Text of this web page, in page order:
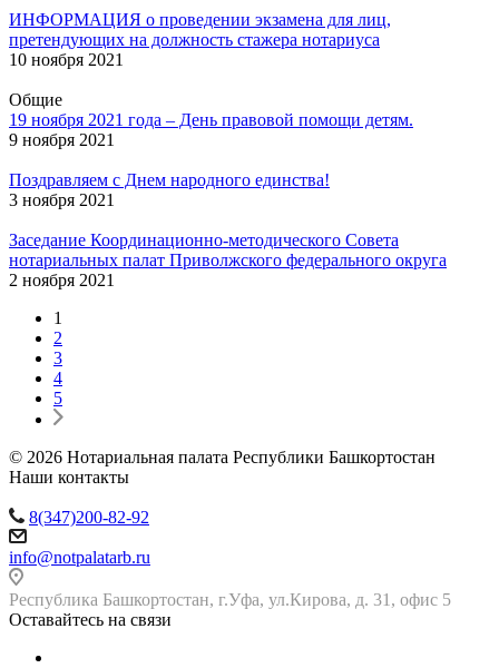
ИНФОРМАЦИЯ о проведении экзамена для лиц,
претендующих на должность стажера нотариуса
10 ноября 2021
Общие
19 ноября 2021 года – День правовой помощи детям.
9 ноября 2021
Поздравляем с Днем народного единства!
3 ноября 2021
Заседание Координационно-методического Совета
нотариальных палат Приволжского федерального округа
2 ноября 2021
1
2
3
4
5
© 2026 Нотариальная палата Республики Башкортостан
Наши контакты
8(347)200-82-92
info@notpalatarb.ru
Республика Башкортостан, г.Уфа, ул.Кирова, д. 31, офис 5
Оставайтесь на связи